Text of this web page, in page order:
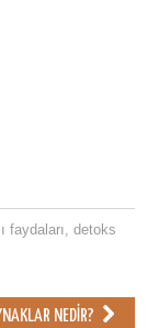
faydaları, detoks
NEDIR?